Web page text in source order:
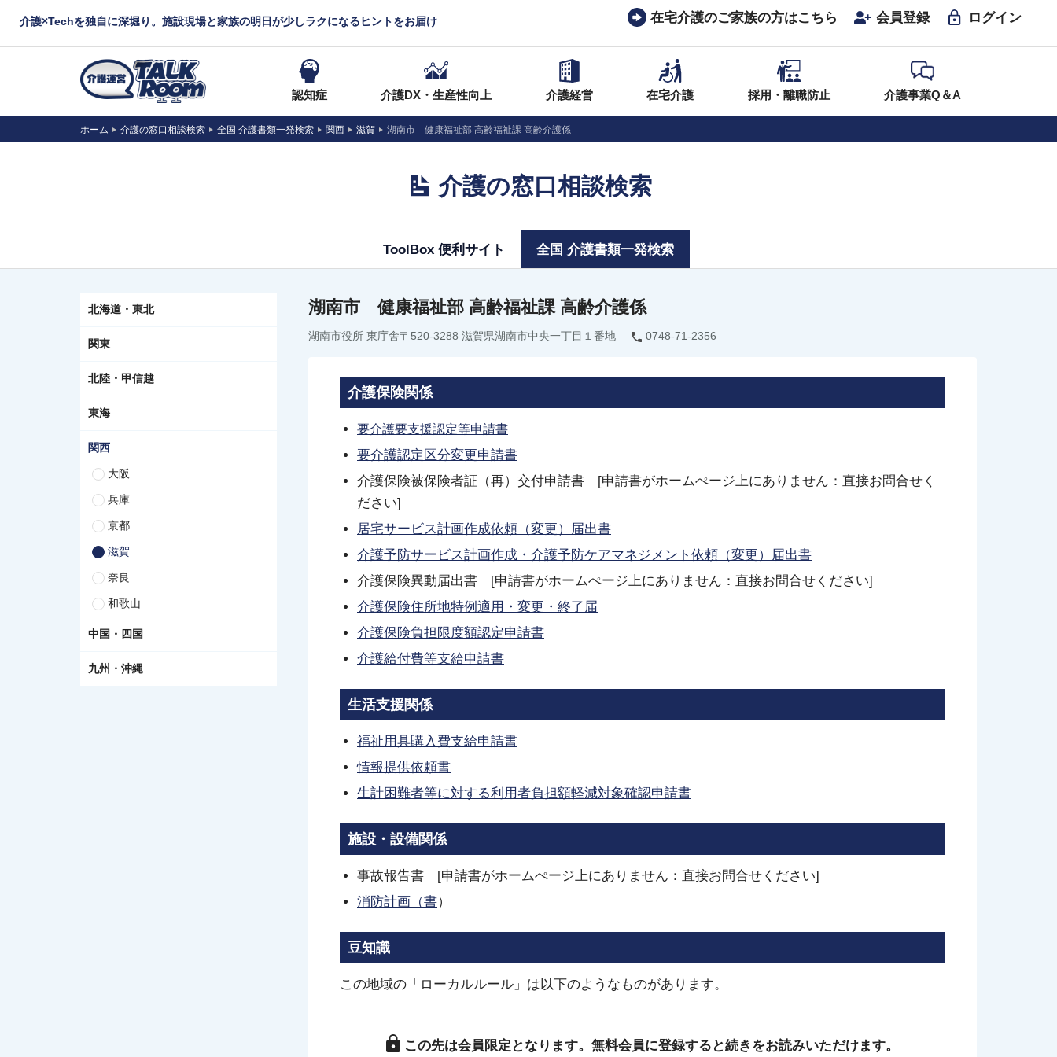
介護×Techを独自に深堀り。施設現場と家族の明日が少しラクになるヒントをお届け 在宅介護のご家族の方はこちら 会員登録 ログイン
認知症 介護DX・生産性向上 介護経営 在宅介護 採用・離職防止 介護事業Q＆A
ホーム 介護の窓口相談検索 全国 介護書類一発検索 関西 滋賀 湖南市 健康福祉部 高齢福祉課 高齢介護係
介護の窓口相談検索
ToolBox 便利サイト 全国 介護書類一発検索
北海道・東北
関東
北陸・甲信越
東海
関西
大阪
兵庫
京都
滋賀
奈良
和歌山
中国・四国
九州・沖縄
湖南市 健康福祉部 高齢福祉課 高齢介護係
湖南市役所 東庁舎〒520-3288 滋賀県湖南市中央一丁目１番地 0748-71-2356
介護保険関係
要介護要支援認定等申請書
要介護認定区分変更申請書
介護保険被保険者証（再）交付申請書 [申請書がホームぺージ上にありません：直接お問合せく
ださい]
居宅サービス計画作成依頼（変更）届出書
介護予防サービス計画作成・介護予防ケアマネジメント依頼（変更）届出書
介護保険異動届出書 [申請書がホームぺージ上にありません：直接お問合せください]
介護保険住所地特例適用・変更・終了届
介護保険負担限度額認定申請書
介護給付費等支給申請書
生活支援関係
福祉用具購入費支給申請書
情報提供依頼書
生計困難者等に対する利用者負担額軽減対象確認申請書
施設・設備関係
事故報告書 [申請書がホームぺージ上にありません：直接お問合せください]
消防計画（書）
豆知識
この地域の「ローカルルール」は以下のようなものがあります。
この先は会員限定となります。 無料会員に登録すると続きをお読みいただけます。